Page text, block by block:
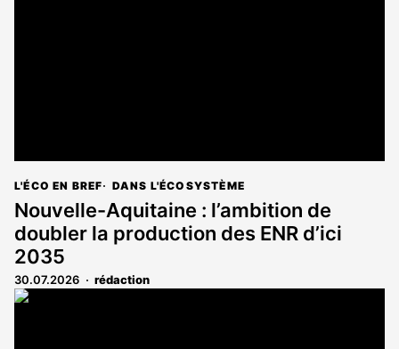
L'ÉCO EN BREF DANS L'ÉCOSYSTÈME
Nouvelle-Aquitaine : l’ambition de
doubler la production des ENR d’ici
2035
30.07.2026 rédaction